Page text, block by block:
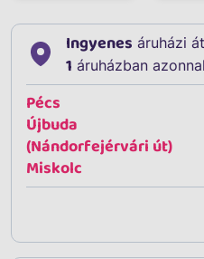
Ingyenes áruházi
1 áruházban
Pécs
Újbuda
(Nándorfejérvári út)
Miskolc